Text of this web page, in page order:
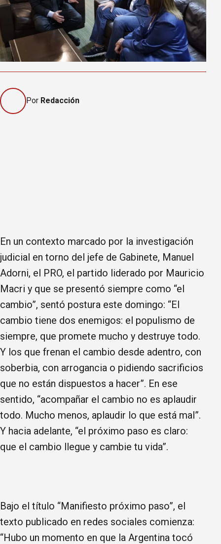
Por Redacción
En un contexto marcado por la investigación
judicial en torno del jefe de Gabinete, Manuel
Adorni, el PRO, el partido liderado por Mauricio
Macri y que se presentó siempre como “el
cambio”, sentó postura este domingo: “El
cambio tiene dos enemigos: el populismo de
siempre, que promete mucho y destruye todo.
Y los que frenan el cambio desde adentro, con
soberbia, con arrogancia o pidiendo sacrificios
que no están dispuestos a hacer”. En ese
sentido, “acompañar el cambio no es aplaudir
todo. Mucho menos, aplaudir lo que está mal”.
Y hacia adelante, “el próximo paso es claro:
que el cambio llegue y cambie tu vida”.
Bajo el título “Manifiesto próximo paso”, el
texto publicado en redes sociales comienza:
“Hubo un momento en que la Argentina tocó